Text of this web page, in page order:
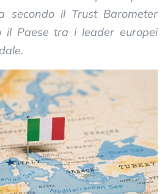
secondo il Trust Barometer
il Paese tra i leader europei